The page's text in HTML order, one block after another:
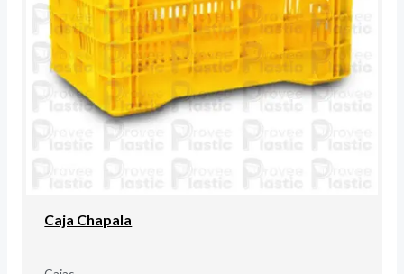
Caja Chapala